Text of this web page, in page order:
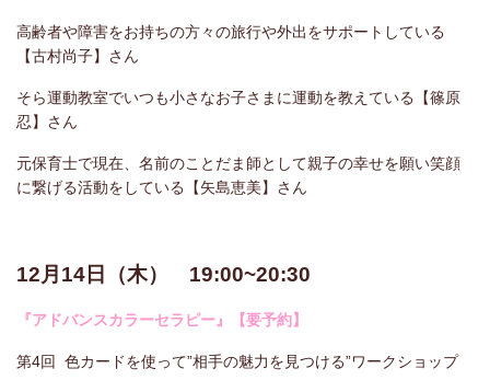
高齢者や障害をお持ちの方々の旅行や外出をサポートしている
【古村尚子】さん
そら運動教室でいつも小さなお子さまに運動を教えている【篠原
忍】さん
元保育士で現在、名前のことだま師として親子の幸せを願い笑顔
に繋げる活動をしている【矢島恵美】さん
12月14日（木） 19:00~20:30
『アドバンスカラーセラピー』【要予約】
第4回 色カードを使って”相手の魅力を見つける”ワークショップ